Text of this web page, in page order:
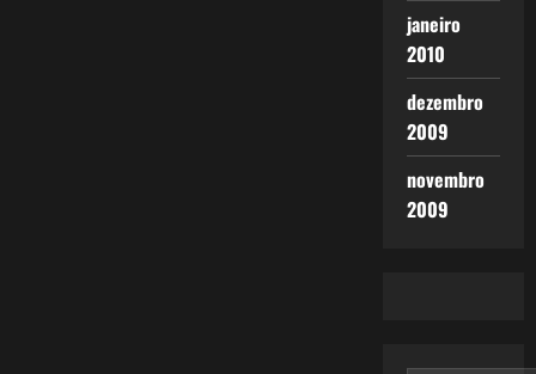
janeiro
2010
dezembro
2009
novembro
2009